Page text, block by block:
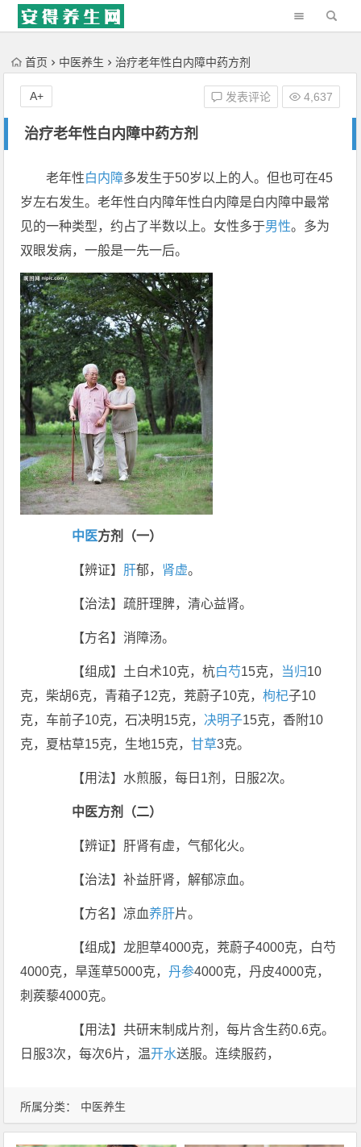
'); })();
首页 中医养生 治疗老年性白内障中药方剂
治疗老年性白内障中药方剂
发表评论 4,637
A+
所属分类： 中医养生
老年性白内障多发生于50岁以上的人。但也可在45
岁左右发生。老年性白内障年性白内障是白内障中最常
见的一种类型，约占了半数以上。女性多于男性。多为
双眼发病，一般是一先一后。
中医方剂（一）
【辨证】 肝郁， 肾虚。
【治法】疏肝理脾，清心益肾。
【方名】消障汤。
【组成】土白术10克，杭白芍15克， 当归10
克，柴胡6克，青葙子12克，茺蔚子10克，枸杞子10
克，车前子10克，石决明15克， 决明子15克，香附10
克，夏枯草15克，生地15克，甘草3克。
【用法】水煎服，每日1剂，日服2次。
中医方剂（二）
【辨证】肝肾有虚，气郁化火。
【治法】补益肝肾，解郁凉血。
【方名】凉血养肝片。
【组成】龙胆草4000克，茺蔚子4000克，白芍
4000克，旱莲草5000克，丹参4000克，丹皮4000克，
刺蒺藜4000克。
【用法】共研末制成片剂，每片含生药0.6克。
日服3次，每次6片，温开水送服。连续服药，